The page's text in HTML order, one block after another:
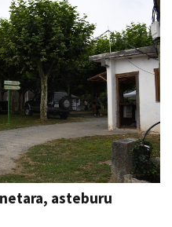
asteburu